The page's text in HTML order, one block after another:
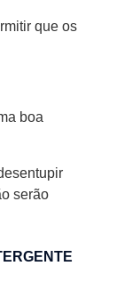
que os
boa
serão